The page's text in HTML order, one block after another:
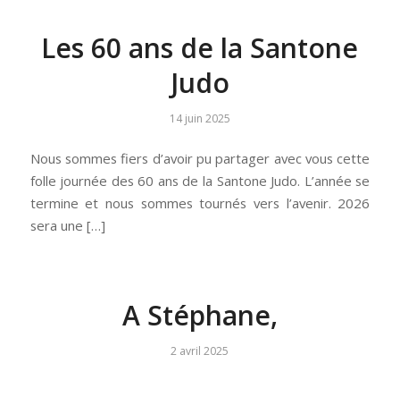
Les 60 ans de la Santone
Judo
14 juin 2025
Nous sommes fiers d’avoir pu partager avec vous cette
folle journée des 60 ans de la Santone Judo. L’année se
termine et nous sommes tournés vers l’avenir. 2026
sera une […]
A Stéphane,
2 avril 2025